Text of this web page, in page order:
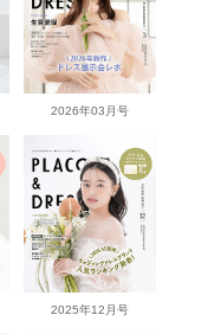
2026年03月号
2025年12月号